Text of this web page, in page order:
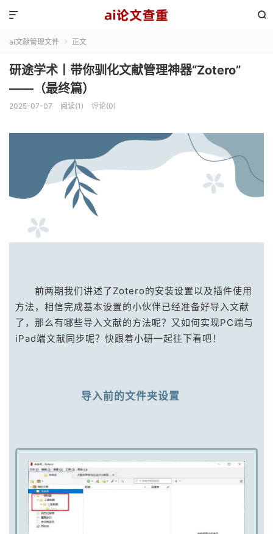


ai文献管理文件  正文
研途学术丨带你驯化文献管理神器“Zotero”
——（最终篇）
2025-07-07 阅读(1) 评论(0)
前两期我们讲述了Zotero的安装设置以及插件使用
方法，相信完成基本设置的小伙伴已经准备好导入文献
了，那么有哪些导入文献的方法呢？又如何实现PC端与
iPad端文献同步呢？快跟着小研一起往下看吧！
导入前的文件夹设置